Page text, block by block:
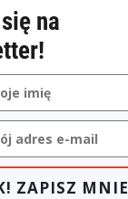
na
ZAPISZ MNIE